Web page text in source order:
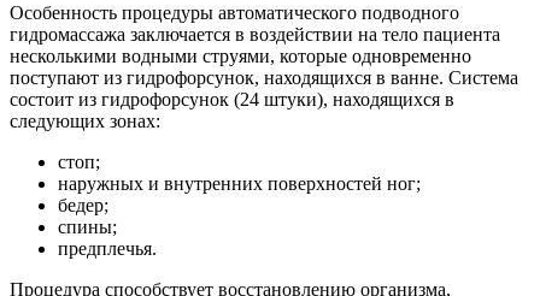
Особенность процедуры автоматического подводного
гидромассажа заключается в воздействии на тело пациента
несколькими водными струями, которые одновременно
поступают из гидрофорсунок, находящихся в ванне. Система
состоит из гидрофорсунок (24 штуки), находящихся в
следующих зонах:
стоп;
наружных и внутренних поверхностей ног;
бедер;
спины;
предплечья.
Процедура способствует восстановлению организма,